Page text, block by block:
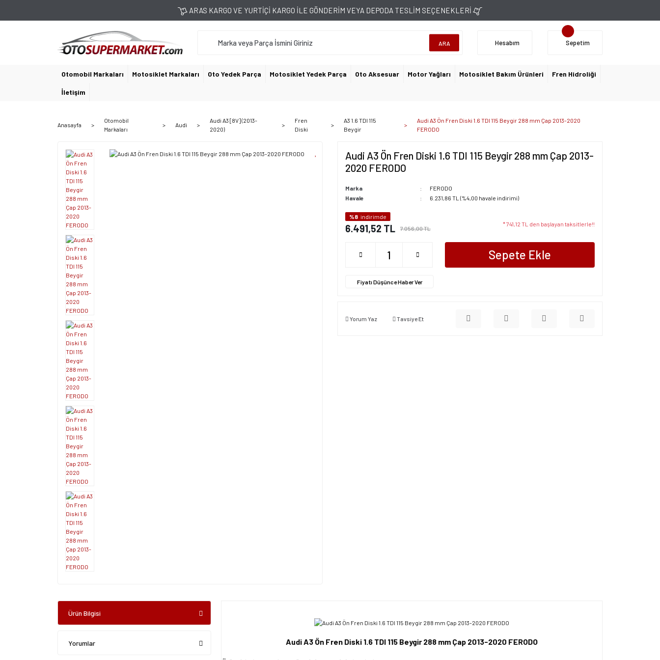
ARAS KARGO VE YURTİÇİ KARGO İLE GÖNDERİM VEYA DEPODA TESLİM SEÇENEKLERİ
ARA Hesabım Sepetim
Otomobil Markaları Motosiklet Markaları Oto Yedek Parça Motosiklet Yedek Parça Oto Aksesuar Motor Yağları Motosiklet Bakım Ürünleri Fren Hidroliği
İletişim
Anasayfa
Otomobil
Markaları
Audi
Audi A3 [8V] (2013-
2020)
Fren
Diski
A3 1.6 TDI 115
Beygir
Audi A3 Ön Fren Diski 1.6 TDI 115 Beygir 288 mm Çap 2013-2020
FERODO
Audi A3 Ön Fren Diski 1.6 TDI 115 Beygir 288 mm Çap 2013-
2020 FERODO
Marka
FERODO
Havale
6.231,86 TL (%4,00 havale indirimi)
%8 indirimde
6.491,52 TL 7.056,00 TL
* 741,12 TL den başlayan taksitlerle!!
Sepete Ekle
Fiyatı Düşünce Haber Ver
Yorum Yaz Tavsiye Et
Ürün Bilgisi
Yorumlar Audi A3 Ön Fren Diski 1.6 TDI 115 Beygir 288 mm Çap 2013-2020 FERODO